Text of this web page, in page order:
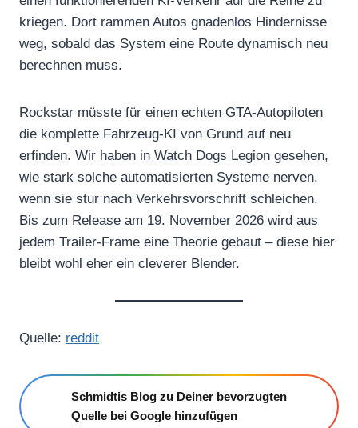
kriegen. Dort rammen Autos gnadenlos Hindernisse
weg, sobald das System eine Route dynamisch neu
berechnen muss.
Rockstar müsste für einen echten GTA-Autopiloten
die komplette Fahrzeug-KI von Grund auf neu
erfinden. Wir haben in Watch Dogs Legion gesehen,
wie stark solche automatisierten Systeme nerven,
wenn sie stur nach Verkehrsvorschrift schleichen.
Bis zum Release am 19. November 2026 wird aus
jedem Trailer-Frame eine Theorie gebaut – diese hier
bleibt wohl eher ein cleverer Blender.
Quelle: reddit
Schmidtis Blog zu Deiner bevorzugten
Quelle bei Google hinzufügen